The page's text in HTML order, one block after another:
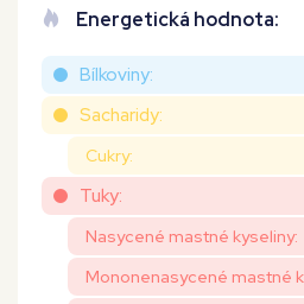
Energetická hodnota:
Bílkoviny:
Sacharidy:
Cukry:
Tuky:
Nasycené mastné kyseliny:
Mononenasycené mastné